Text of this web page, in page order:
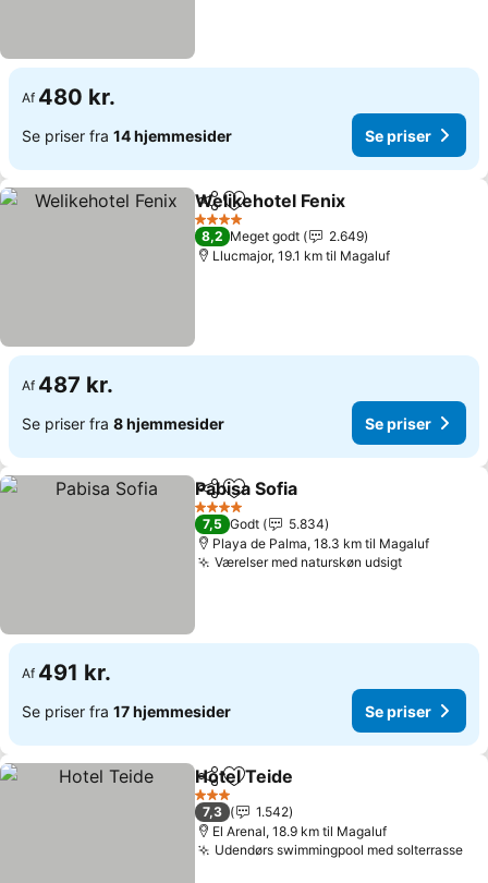
Af 480 kr.
Se priser fra 14 hjemmesider Se priser
Del Føj til favoritter
Welikehotel Fenix
4 Stjerner
8,2 Meget godt
2.649
Llucmajor, 19.1 km til Magaluf
Af 487 kr.
Se priser fra 8 hjemmesider Se priser
Del Føj til favoritter
Pabisa Sofia
4 Stjerner
7,5 Godt
5.834
Playa de Palma, 18.3 km til Magaluf
Værelser med naturskøn udsigtSe priser
Af 491 kr.
Se priser fra 17 hjemmesider Se priser
Del Føj til favoritter
Hotel Teide
3 Stjerner
7,3
1.542
El Arenal, 18.9 km til Magaluf
Udendørs swimmingpool med solterrasse